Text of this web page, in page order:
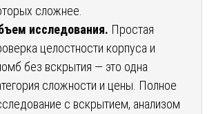
сложнее.
исследования. Простая
целостности корпуса и
без вскрытия — это одна
сложности и цены. Полное
с вскрытием, анализом